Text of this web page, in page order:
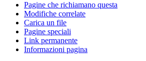
Pagine che richiamano questa
Modifiche correlate
Carica un file
Pagine speciali
Link permanente
Informazioni pagina